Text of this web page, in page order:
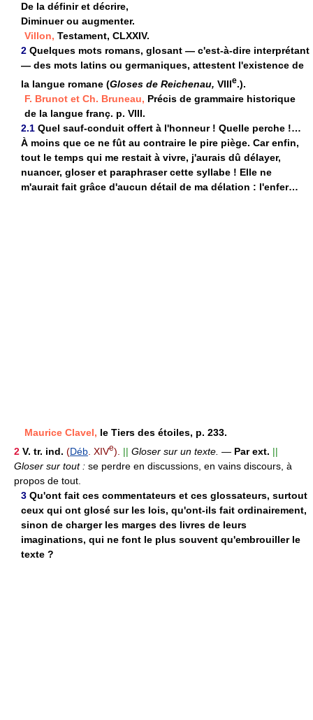
De la définir et décrire,
Diminuer ou augmenter.
Villon, Testament, CLXXIV.
2 Quelques mots romans, glosant — c'est-à-dire interprétant
— des mots latins ou germaniques, attestent l'existence de
la langue romane (Gloses de Reichenau, VIIIe.).
F. Brunot et Ch. Bruneau, Précis de grammaire historique
de la langue franç. p. VIII.
2.1 Quel sauf-conduit offert à l'honneur ! Quelle perche !…
À moins que ce ne fût au contraire le pire piège. Car enfin,
tout le temps qui me restait à vivre, j'aurais dû délayer,
nuancer, gloser et paraphraser cette syllabe ! Elle ne
m'aurait fait grâce d'aucun détail de ma délation : l'enfer…
Maurice Clavel, le Tiers des étoiles, p. 233.
2 V. tr. ind. (Déb . XIVe). || Gloser sur un texte. — Par ext. ||
Gloser sur tout : se perdre en discussions, en vains discours, à
propos de tout.
3 Qu'ont fait ces commentateurs et ces glossateurs, surtout
ceux qui ont glosé sur les lois, qu'ont-ils fait ordinairement,
sinon de charger les marges des livres de leurs
imaginations, qui ne font le plus souvent qu'embrouiller le
texte ?